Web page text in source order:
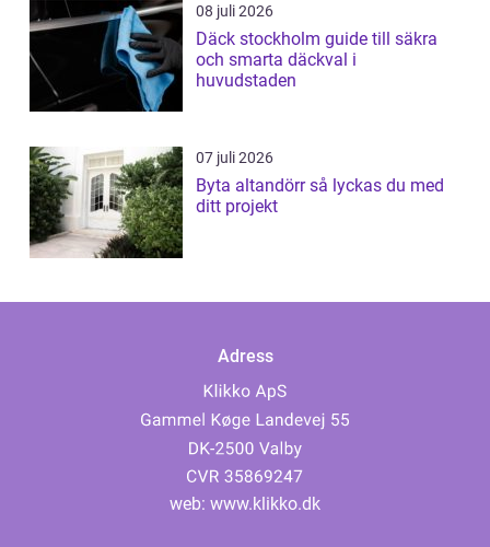
08 juli 2026
Däck stockholm guide till säkra
och smarta däckval i
huvudstaden
07 juli 2026
Byta altandörr så lyckas du med
ditt projekt
Adress
web: www.klikko.dk